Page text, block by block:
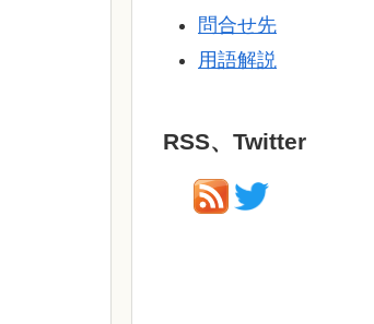
問合せ先
用語解説
RSS、Twitter